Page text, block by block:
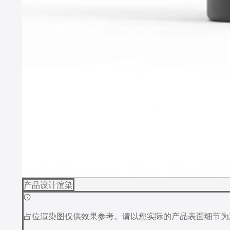
产品设计渲染
占位渲染图仅供效果参考。请以您实际的产品表面细节